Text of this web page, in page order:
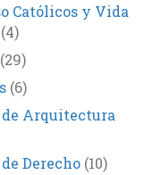
Católicos y Vida
(4)
(29)
(6)
de Arquitectura
Derecho(10)